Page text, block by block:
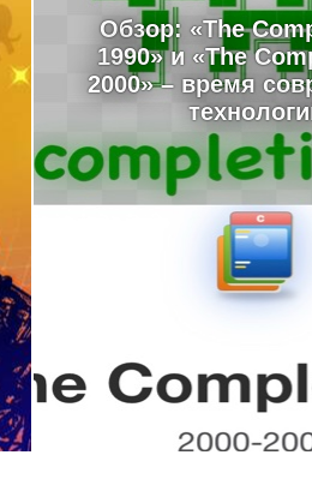
Обзор: «The
1990» и «The
2000» – время